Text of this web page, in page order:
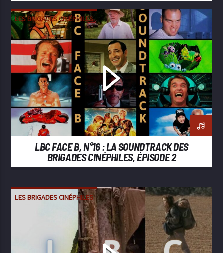
LES BRIGADES CINÉPHILES
LBC FACE B, N°16 : LA SOUNDTRACK DES
BRIGADES CINÉPHILES, ÉPISODE 2
LES BRIGADES CINÉPHILES